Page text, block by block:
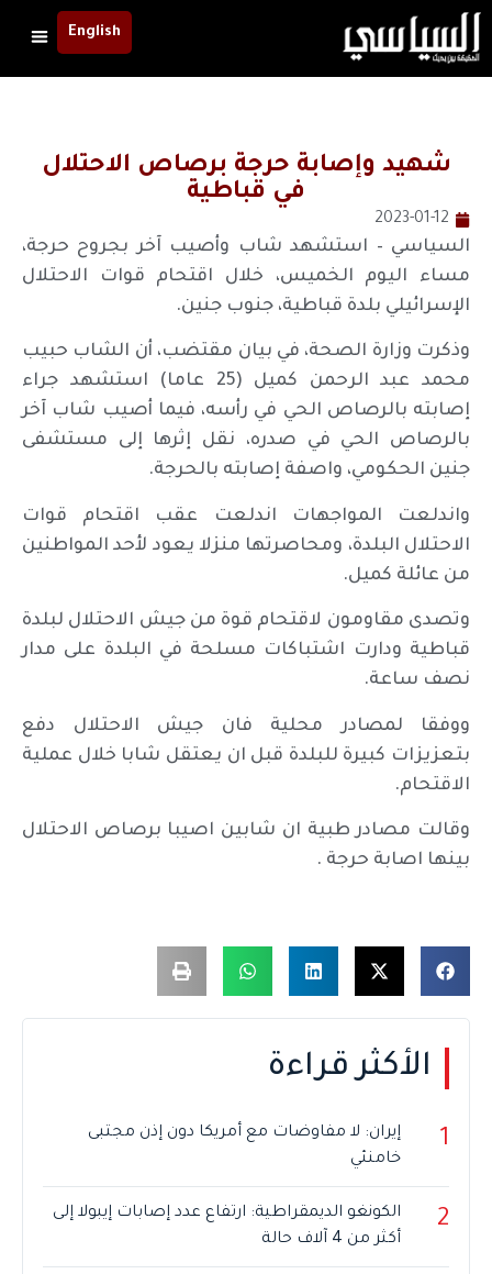
English
شهيد وإصابة حرجة برصاص الاحتلال
في قباطية
2023-01-12
السياسي – استشهد شاب وأصيب آخر بجروح حرجة،
مساء اليوم الخميس، خلال اقتحام قوات الاحتلال
الإسرائيلي بلدة قباطية، جنوب جنين.
وذكرت وزارة الصحة، في بيان مقتضب، أن الشاب حبيب
محمد عبد الرحمن كميل (25 عاما) استشهد جراء
إصابته بالرصاص الحي في رأسه، فيما أصيب شاب آخر
بالرصاص الحي في صدره، نقل إثرها إلى مستشفى
جنين الحكومي، واصفة إصابته بالحرجة.
واندلعت المواجهات اندلعت عقب اقتحام قوات
الاحتلال البلدة، ومحاصرتها منزلا يعود لأحد المواطنين
من عائلة كميل.
وتصدى مقاومون لاقتحام قوة من جيش الاحتلال لبلدة
قباطية ودارت اشتباكات مسلحة في البلدة على مدار
نصف ساعة.
ووفقا لمصادر محلية فان جيش الاحتلال دفع
بتعزيزات كبيرة للبلدة قبل ان يعتقل شابا خلال عملية
الاقتحام.
وقالت مصادر طبية ان شابين اصيبا برصاص الاحتلال
بينها اصابة حرجة .
الأكثر قراءة
1
إيران: لا مفاوضات مع أمريكا دون إذن مجتبى
خامنئي
2
الكونغو الديمقراطية: ارتفاع عدد إصابات إيبولا إلى
أكثر من 4 آلاف حالة